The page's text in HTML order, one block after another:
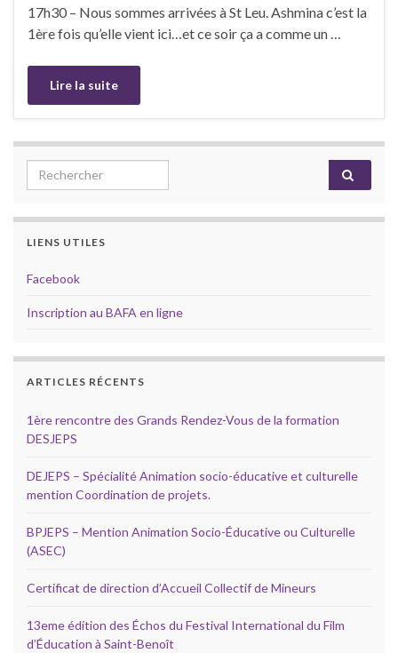
17h30 – Nous sommes arrivées à St Leu. Ashmina c’est la
1ère fois qu’elle vient ici…et ce soir ça a comme un …
Lire la suite
Search for:
LIENS UTILES
Facebook
Inscription au BAFA en ligne
ARTICLES RÉCENTS
1ère rencontre des Grands Rendez-Vous de la formation
DESJEPS
DEJEPS – Spécialité Animation socio-éducative et culturelle
mention Coordination de projets.
BPJEPS – Mention Animation Socio-Éducative ou Culturelle
(ASEC)
Certificat de direction d’Accueil Collectif de Mineurs
13eme édition des Échos du Festival International du Film
d’Éducation à Saint-Benoît